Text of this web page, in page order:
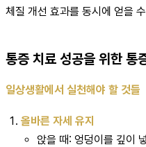
체질 개선 효과를 동시에 얻을
통증 치료 성공을 위한 통
일상생활에서 실천해야 할 것들
올바른 자세 유지
앉을 때: 엉덩이를 깊이